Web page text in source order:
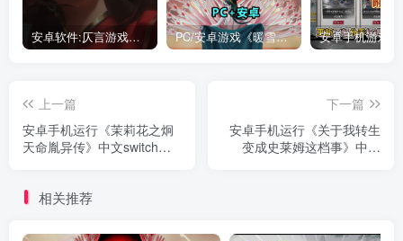
安卓软件:仄言游戏库4.0APP全新上架了！没有下的赶紧下载呀！ PC/安卓游戏《暖雪最新v3.1.0.1》终业DLC整合版！
上一篇
安卓手机运行《茉莉花之炯
天命胤异传》中文switch模
下一篇
安卓手机运行《关于我转生
变成史莱姆这档事》中文
相关推荐